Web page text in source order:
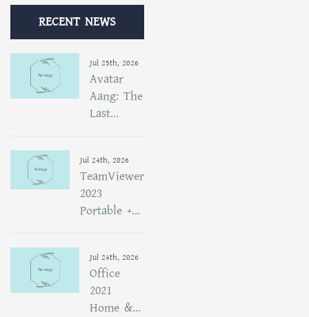
RECENT NEWS
Jul 25th, 2026
Avatar
Aang: The
Last...
Jul 24th, 2026
TeamViewer
2023
Portable +...
Jul 24th, 2026
Office
2021
Home &...